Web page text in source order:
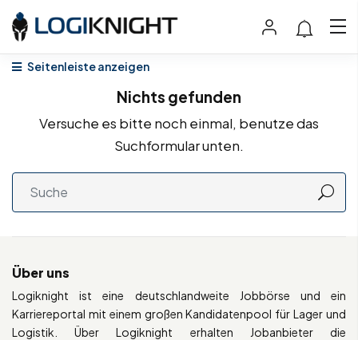
Seitenleiste anzeigen
Nichts gefunden
Versuche es bitte noch einmal, benutze das
Suchformular unten.
Über uns
Logiknight ist eine deutschlandweite Jobbörse und ein
Karriereportal mit einem großen Kandidatenpool für Lager und
Logistik. Über Logiknight erhalten Jobanbieter die